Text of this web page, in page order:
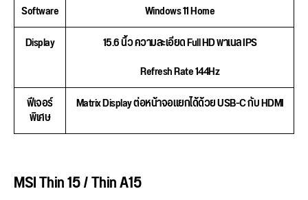
Software
Windows 11 Home
Display
15.6 นิ้ว ความละเอียด Full HD พาเนล IPS
Refresh Rate 144Hz
ฟีเจอร์
พิเศษ
Matrix Display ต่อหน้าจอแยกได้ด้วย USB-C กับ HDMI
MSI Thin 15 / Thin A15